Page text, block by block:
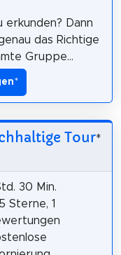
erkunden? Dann
das Richtige
Gruppe...
*
Tour*
30 Min.
Sterne, 1